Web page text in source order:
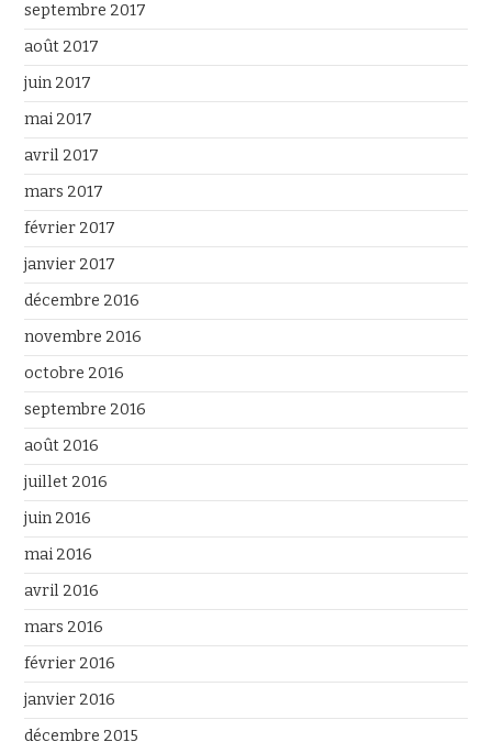
septembre 2017
août 2017
juin 2017
mai 2017
avril 2017
mars 2017
février 2017
janvier 2017
décembre 2016
novembre 2016
octobre 2016
septembre 2016
août 2016
juillet 2016
juin 2016
mai 2016
avril 2016
mars 2016
février 2016
janvier 2016
décembre 2015